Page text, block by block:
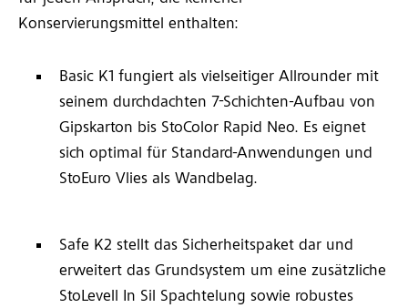
Konservierungsmittel enthalten:
Basic K1 fungiert als vielseitiger Allrounder mit
seinem durchdachten 7-Schichten-Aufbau von
Gipskarton bis StoColor Rapid Neo. Es eignet
sich optimal für Standard-Anwendungen und
StoEuro Vlies als Wandbelag.
Safe K2 stellt das Sicherheitspaket dar und
erweitert das Grundsystem um eine zusätzliche
StoLevell In Sil Spachtelung sowie robustes